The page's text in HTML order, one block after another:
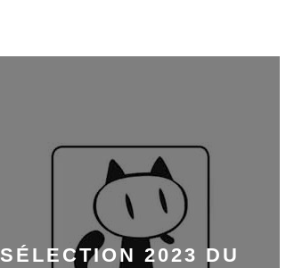
SÉLECTION 2023 DU